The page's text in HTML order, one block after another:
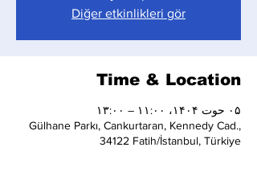
Diğer etkinlikleri gör
Time & Location
۰۵ حوت ۱۴۰۴، ۱۱:۰۰ – ۱۳:۰۰
Gülhane Parkı, Cankurtaran, Kennedy Cad.,
34122 Fatih/İstanbul, Türkiye